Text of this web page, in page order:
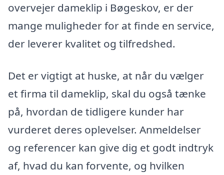
overvejer dameklip i Bøgeskov, er der
mange muligheder for at finde en service,
der leverer kvalitet og tilfredshed.
Det er vigtigt at huske, at når du vælger
et firma til dameklip, skal du også tænke
på, hvordan de tidligere kunder har
vurderet deres oplevelser. Anmeldelser
og referencer kan give dig et godt indtryk
af, hvad du kan forvente, og hvilken